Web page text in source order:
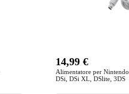
Alimentatore per Nintendo
DSi, DSi XL, DSlite, 3DS
14,99€